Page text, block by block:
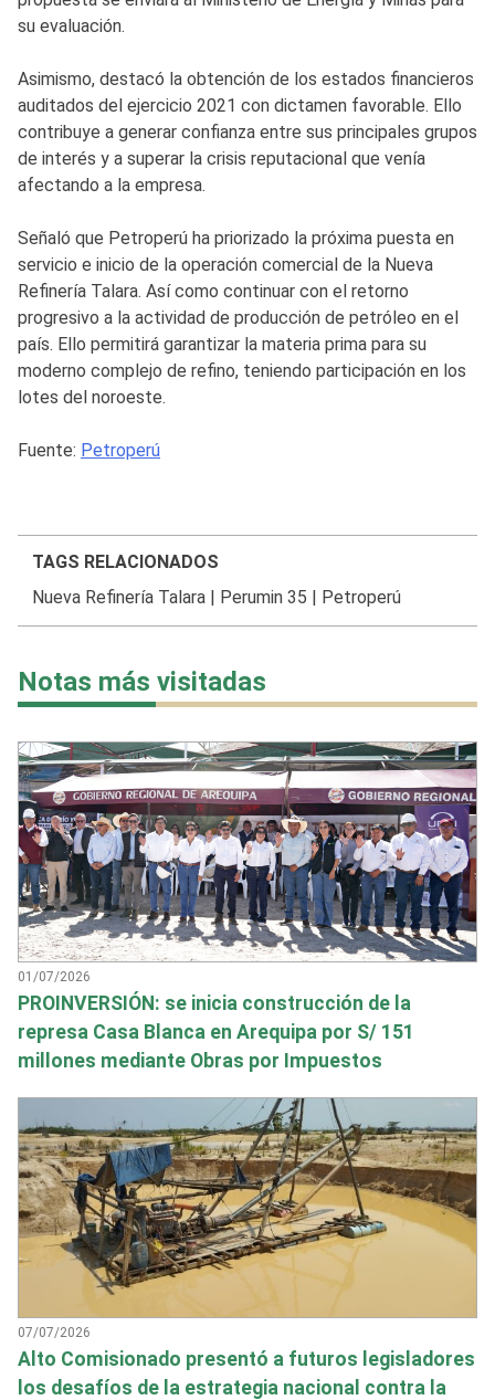
su evaluación.
Asimismo, destacó la obtención de los estados financieros
auditados del ejercicio 2021 con dictamen favorable. Ello
contribuye a generar confianza entre sus principales grupos
de interés y a superar la crisis reputacional que venía
afectando a la empresa.
Señaló que Petroperú ha priorizado la próxima puesta en
servicio e inicio de la operación comercial de la Nueva
Refinería Talara. Así como continuar con el retorno
progresivo a la actividad de producción de petróleo en el
país. Ello permitirá garantizar la materia prima para su
moderno complejo de refino, teniendo participación en los
lotes del noroeste.
Fuente: Petroperú
TAGS RELACIONADOS
Nueva Refinería Talara| Perumin 35 Petroperú
Notas más visitadas
01/07/2026
PROINVERSIÓN: se inicia construcción de la
represa Casa Blanca en Arequipa por S/ 151
millones mediante Obras por Impuestos
07/07/2026
Alto Comisionado presentó a futuros legisladores
los desafíos de la estrategia nacional contra la